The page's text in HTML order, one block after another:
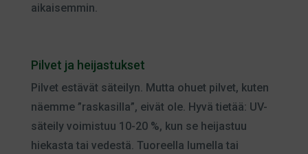
aikaisemmin.
Pilvet ja heijastukset
Pilvet estävät säteilyn. Mutta ohuet pilvet, kuten
näemme ”raskasilla”, eivät ole. Hyvä tietää: UV-
säteily voimistuu 10-20 %, kun se heijastuu
hiekasta tai vedestä. Tuoreella lumella tai